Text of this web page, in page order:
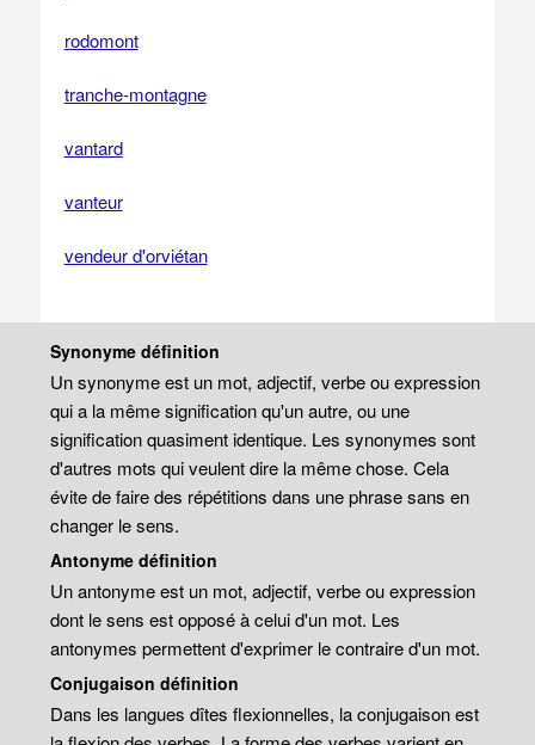
rodomont
tranche-montagne
vantard
vanteur
vendeur d'orviétan
Synonyme définition
Un synonyme est un mot, adjectif, verbe ou expression
qui a la même signification qu'un autre, ou une
signification quasiment identique. Les synonymes sont
d'autres mots qui veulent dire la même chose. Cela
évite de faire des répétitions dans une phrase sans en
changer le sens.
Antonyme définition
Un antonyme est un mot, adjectif, verbe ou expression
dont le sens est opposé à celui d'un mot. Les
antonymes permettent d'exprimer le contraire d'un mot.
Conjugaison définition
Dans les langues dîtes flexionnelles, la conjugaison est